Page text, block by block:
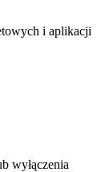
i aplikacji
wyłączenia